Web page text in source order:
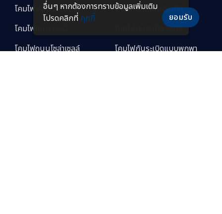
โคมไฟฟลัดไลท์ LED
โคมไฟถนน LED
โคมไฟถนนโซล่าเซลล์
โคมไฟไฮเบย์กันระเบิด
โคมไฟกันระเบิด LED
โคมไฟกันระเบิดแบบพกพา
อื่นๆ หากต้องการทราบข้อมูลเพิ่มเติม
โปรดคลิกที่ คุกกี้ ยอมรับ